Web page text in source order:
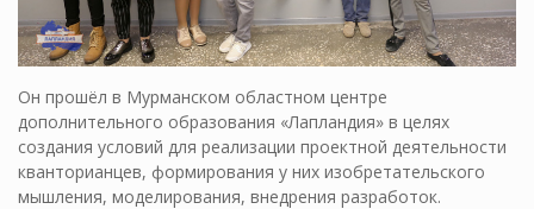
Он прошёл в Мурманском областном центре
дополнительного образования «Лапландия» в целях
создания условий для реализации проектной деятельности
кванторианцев, формирования у них изобретательского
мышления, моделирования, внедрения разработок.